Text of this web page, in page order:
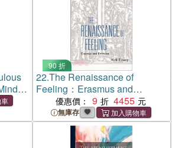
90 折
22.The Renaissance of
Feeling：Erasmus and
Emotion優惠價： 9 4455
無庫存